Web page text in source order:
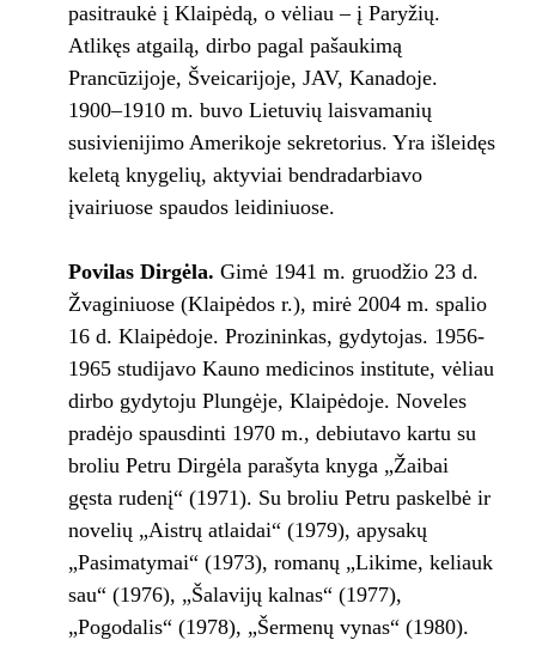
pasitraukė į Klaipėdą, o vėliau – į Paryžių.
Atlikęs atgailą, dirbo pagal pašaukimą
Prancūzijoje, Šveicarijoje, JAV, Kanadoje.
1900–1910 m. buvo Lietuvių laisvamanių
susivienijimo Amerikoje sekretorius. Yra išleidęs
keletą knygelių, aktyviai bendradarbiavo
įvairiuose spaudos leidiniuose.
Povilas Dirgėla. Gimė 1941 m. gruodžio 23 d.
Žvaginiuose (Klaipėdos r.), mirė 2004 m. spalio
16 d. Klaipėdoje. Prozininkas, gydytojas. 1956-
1965 studijavo Kauno medicinos institute, vėliau
dirbo gydytoju Plungėje, Klaipėdoje. Noveles
pradėjo spausdinti 1970 m., debiutavo kartu su
broliu Petru Dirgėla parašyta knyga „Žaibai
gęsta rudenį“ (1971). Su broliu Petru paskelbė ir
novelių „Aistrų atlaidai“ (1979), apysakų
„Pasimatymai“ (1973), romanų „Likime, keliauk
sau“ (1976), „Šalavijų kalnas“ (1977),
„Pogodalis“ (1978), „Šermenų vynas“ (1980).